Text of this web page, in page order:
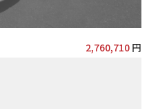
2,760,710円